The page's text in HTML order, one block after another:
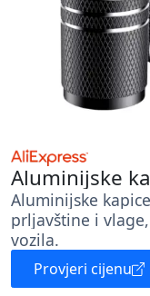
Aluminijske
Aluminijske
prljavštine i
vozila.
Provjeri cijenu